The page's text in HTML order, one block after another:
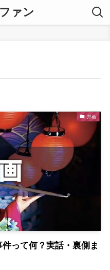
ァン
邦画
件って何？実話・裏側ま